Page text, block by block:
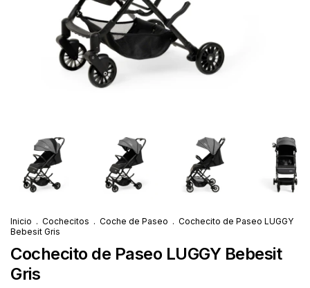
Inicio . Cochecitos . Coche de Paseo . Cochecito de Paseo LUGGY
Bebesit Gris
Cochecito de Paseo LUGGY Bebesit
Gris